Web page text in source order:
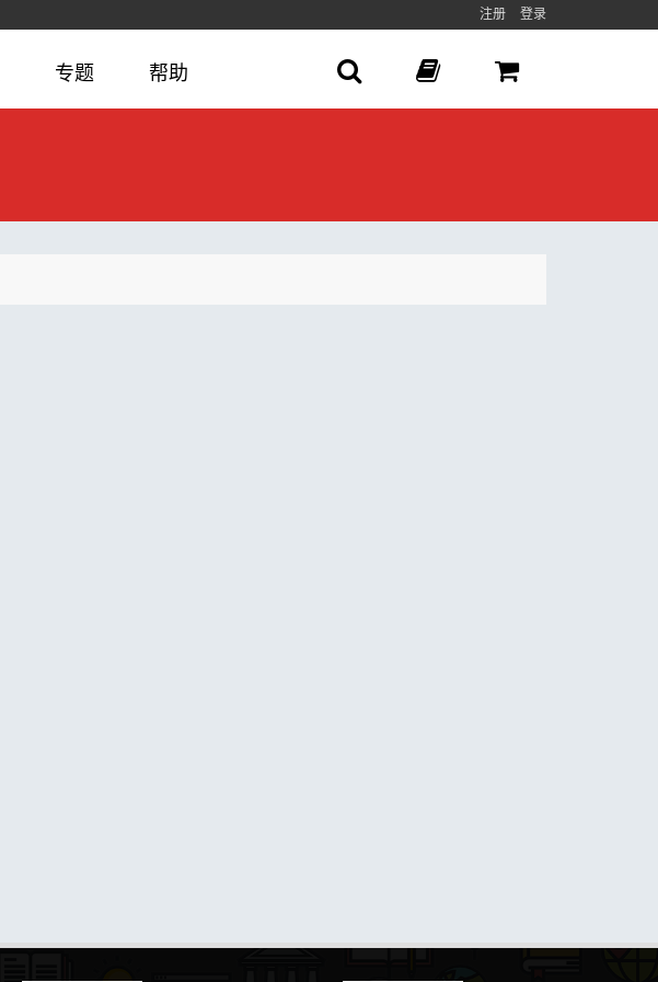
注册 登录
专题 帮助